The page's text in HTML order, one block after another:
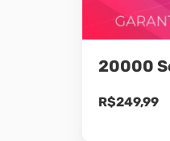
20000
R$249,99